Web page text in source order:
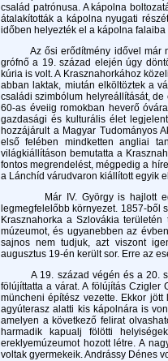
család patrónusa. A kápolna
átalakították a kápolna nyugati
időben helyezték el a kápolna
Az ősi erődítmény idővel már
grófnő a 19. század elején úgy
kúria is volt. A Krasznahorkához
abban laktak, miután elköltöztek a
családi szimbólum helyreállítását,
60-as éveiig romokban heverő
gazdasági és kulturális élet
hozzájárult a Magyar Tudományos
első felében mindketten angliai
világkiállításon bemutatta a
fontos megrendelést, mégpedig a
a Lánchíd várudvaron kiállított egyik
Már IV. György is hajlott egy
legmegfelelőbb környezet. 1857-ből
Krasznahorka a Szlovákia
múzeumot, és ugyanebben az
sajnos nem tudjuk, azt viszont
augusztus 19-én került sor. Erre az
A 19. század végén és a 20.
fölújíttatta a várat. A fölújítás Czigler
müncheni építész vezette. Ekkor
agyúterasz alatti kis kápolnára is
amelyen a következő felirat
harmadik kapualj fölötti
ereklyemúzeumot hozott létre. A
voltak gyermekeik. Andrássy Dénes